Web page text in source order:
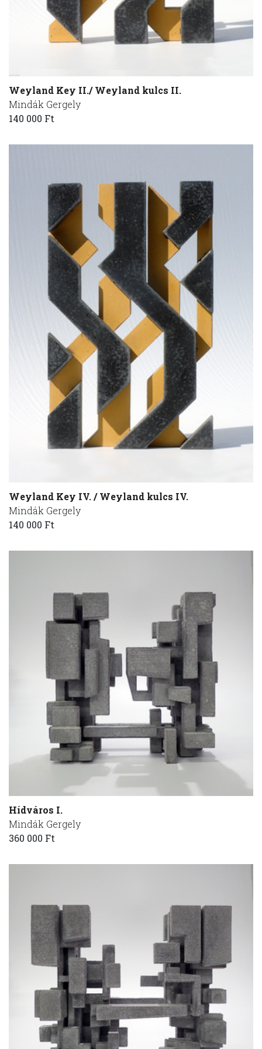
Weyland Key II./ Weyland kulcs II.
Mindák Gergely
140 000 Ft
Weyland Key IV. / Weyland kulcs IV.
Mindák Gergely
140 000 Ft
Hídváros I.
Mindák Gergely
360 000 Ft